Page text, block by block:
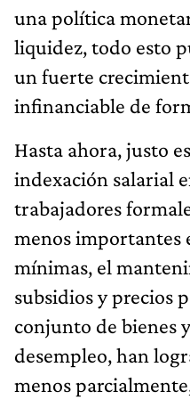
una política
liquidez, todo esto
un fuerte
infinanciable de
Hasta ahora, justo
indexación salarial
trabajadores
menos importantes
mínimas, el
subsidios y precios
conjunto de bienes
desempleo, han
menos